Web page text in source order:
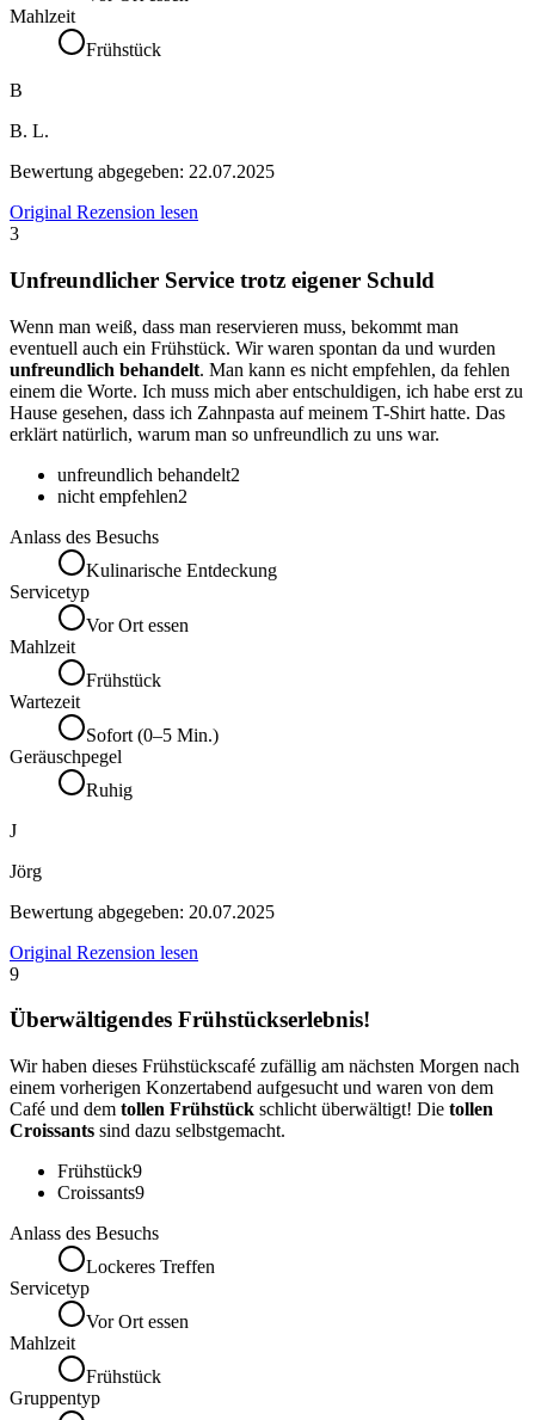
Mahlzeit
Frühstück
B
B. L.
Bewertung abgegeben: 22.07.2025
Original Rezension lesen
3
Unfreundlicher Service trotz eigener Schuld
Wenn man weiß, dass man reservieren muss, bekommt man
eventuell auch ein Frühstück. Wir waren spontan da und wurden
unfreundlich behandelt. Man kann es nicht empfehlen, da fehlen
einem die Worte. Ich muss mich aber entschuldigen, ich habe erst zu
Hause gesehen, dass ich Zahnpasta auf meinem T-Shirt hatte. Das
erklärt natürlich, warum man so unfreundlich zu uns war.
unfreundlich behandelt2
nicht empfehlen2
Anlass des Besuchs
Kulinarische Entdeckung
Servicetyp
Vor Ort essen
Mahlzeit
Frühstück
Wartezeit
Sofort (0–5 Min.)
Geräuschpegel
Ruhig
J
Jörg
Bewertung abgegeben: 20.07.2025
Original Rezension lesen
9
Überwältigendes Frühstückserlebnis!
Wir haben dieses Frühstückscafé zufällig am nächsten Morgen nach
einem vorherigen Konzertabend aufgesucht und waren von dem
Café und dem tollen Frühstück schlicht überwältigt! Die tollen
Croissants sind dazu selbstgemacht.
Frühstück9
Croissants9
Anlass des Besuchs
Lockeres Treffen
Servicetyp
Vor Ort essen
Mahlzeit
Frühstück
Gruppentyp